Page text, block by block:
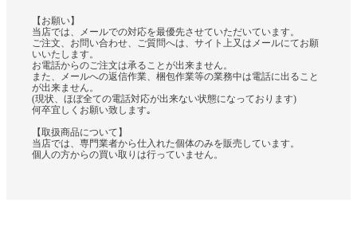
【お願い】
当店では、メールでの対応を最優先させていただいています。
ご注文、お問い合わせ、ご質問へは、サイト上又はメールにてお願
いいたします。
お電話からのご注文は承ることが出来ません。
また、メールへの返信作業、梱包作業等の業務中は電話に出ること
が出来ません。
(現状、ほぼ全ての電話対応が出来ない状態になっております)
何卒宜しくお願い致します｡
【取扱商品について】
当店では、専門業者から仕入れた個体のみを販売しています。
個人の方からの買い取りは行っていません。